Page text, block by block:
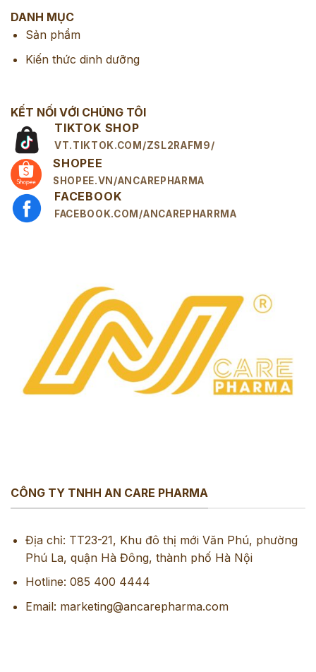
DANH MỤC
Sản phẩm
Kiến thức dinh dưỡng
KẾT NỐI VỚI CHÚNG TÔI
TIKTOK SHOP
VT.TIKTOK.COM/ZSL2RAFM9/
SHOPEE
SHOPEE.VN/ANCAREPHARMA
FACEBOOK
FACEBOOK.COM/ANCAREPHARRMA
CÔNG TY TNHH AN CARE PHARMA
Địa chỉ: TT23-21, Khu đô thị mới Văn Phú, phường
Phú La, quận Hà Đông, thành phố Hà Nội
Hotline: 085 400 4444
Email: marketing@ancarepharma.com